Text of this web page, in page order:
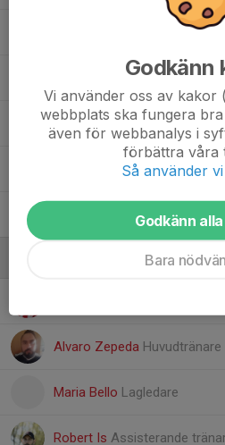
21. Ingrid Händel
23. Josefin Ahlin
25. Leila Wanhatalo Mahdad
Sara Säwar Davidsson
Alvaro Zepeda Huvudtränare
Maria Bello Lagledare
Robert Is Assisterande
Godkänn
Vi använder oss av kakor
webbplats ska fungera
även för webbanalys i
förbättra våra
Så använder
Godkänn
Bara